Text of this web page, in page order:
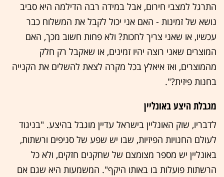
התרגל למצבי חירום, אבל במידה רבה הדילמה היא סביב
נושא של זמינות - האם אני יכול לקבל את המשלוח כבר
עכשיו, או שאני צריך לחכות? ולא פחות חשוב מכך, האם
המוצרים שאני רוצה יהיו זמינים, או שאקבל רק חלק
מהמוצרים, ואז איאלץ בכל מקרה לצאת להשלים את הקנייה
בחנות פיזית?".
מגבלת היצע באונליין
לדבריו, שוק האונליין בישראל עדיין מוגבל בהיצע. "בניגוד
לעולם החנויות הפיזיות, שבו יש שפע של סניפים ורשתות,
באונליין יש מספר מצומצם של שחקנים חזקים, ולא כל
הרשתות פועלות בו באותו היקף". המשמעות היא שגם אם